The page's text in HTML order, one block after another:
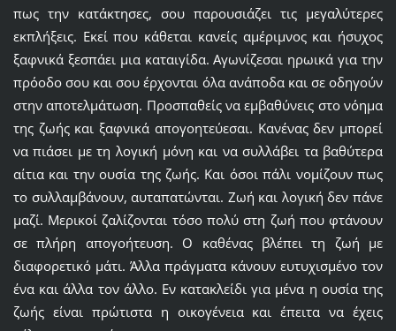
πως την κατάκτησες, σου παρουσιάζει τις μεγαλύτερες
εκπλήξεις. Εκεί που κάθεται κανείς αμέριμνος και ήσυχος
ξαφνικά ξεσπάει μια καταιγίδα. Αγωνίζεσαι ηρωικά για την
πρόοδο σου και σου έρχονται όλα ανάποδα και σε οδηγούν
στην αποτελμάτωση. Προσπαθείς να εμβαθύνεις στο νόημα
της ζωής και ξαφνικά απογοητεύεσαι. Κανένας δεν μπορεί
να πιάσει με τη λογική μόνη και να συλλάβει τα βαθύτερα
αίτια και την ουσία της ζωής. Και όσοι πάλι νομίζουν πως
το συλλαμβάνουν, αυταπατώνται. Ζωή και λογική δεν πάνε
μαζί. Μερικοί ζαλίζονται τόσο πολύ στη ζωή που φτάνουν
σε πλήρη απογοήτευση. Ο καθένας βλέπει τη ζωή με
διαφορετικό μάτι. Άλλα πράγματα κάνουν ευτυχισμένο τον
ένα και άλλα τον άλλο. Εν κατακλείδι για μένα η ουσία της
ζωής είναι πρώτιστα η οικογένεια και έπειτα να έχεις